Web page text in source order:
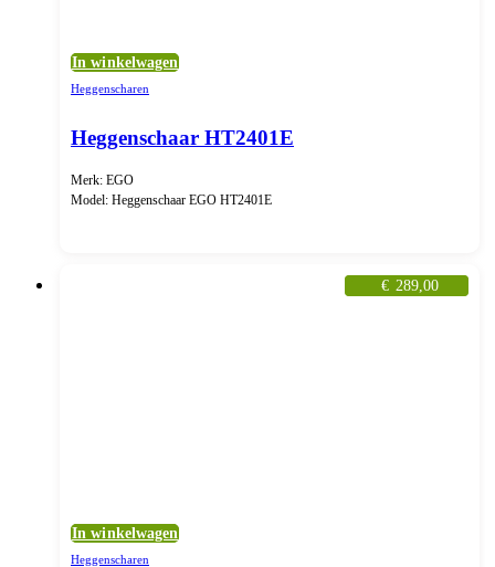
In winkelwagen
Heggenscharen
Heggenschaar HT2401E
Merk: EGO
Model: Heggenschaar EGO HT2401E
€ 289,00
In winkelwagen
Heggenscharen